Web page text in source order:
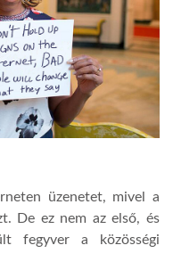
üzenetet, mivel a
De ez nem az első, és
fegyver a közösségi